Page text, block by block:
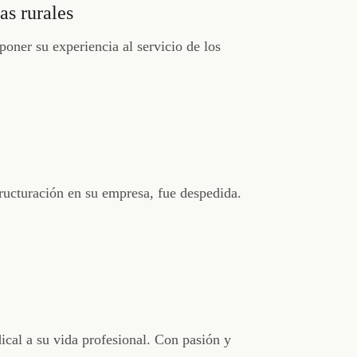
rurales
su experiencia al servicio de los
en su empresa, fue despedida.
a su vida profesional. Con pasión y